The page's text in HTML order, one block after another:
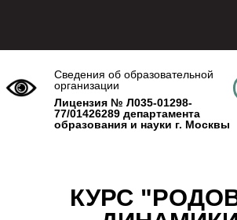
ВОЙТИ
Лицензия № Л035-01298-
77/01426289 департамента
образования и науки г. Москвы